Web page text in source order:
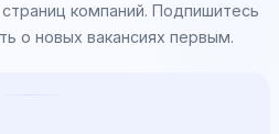
компаний. Подпишитесь
о новых вакансиях первым.